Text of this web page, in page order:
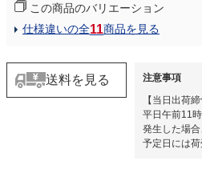
この商品のバリエーション
仕様違いの全11商品を見る
注意事項
【当日出荷
平日午前11
発生した場
予定日には荷
送料を見る